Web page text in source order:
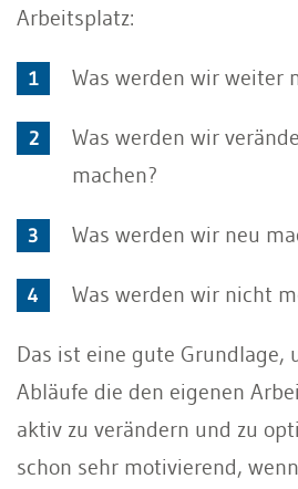
Arbeitsplatz:
Was werden wir weiter
Was werden wir
machen?
Was werden wir neu
Was werden wir nicht
Das ist eine gute Grundlage,
Abläufe die den eigenen
aktiv zu verändern und zu
schon sehr motivierend,